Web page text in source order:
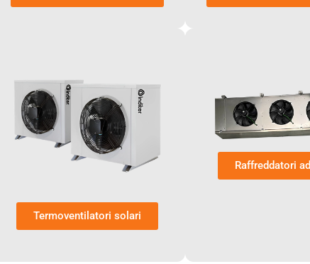
Termoventilatori solari
Raffreddatori